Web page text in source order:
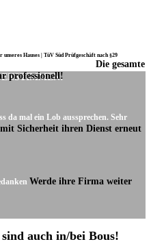
Hauses | TüV Süd Prüfgeschäft nach §29
Die gesamte
professionell!
da mal ein Lob aussprechen. Sehr
Sicherheit ihren Dienst erneut
Werde ihre Firma weiter
auch in/bei Bous!